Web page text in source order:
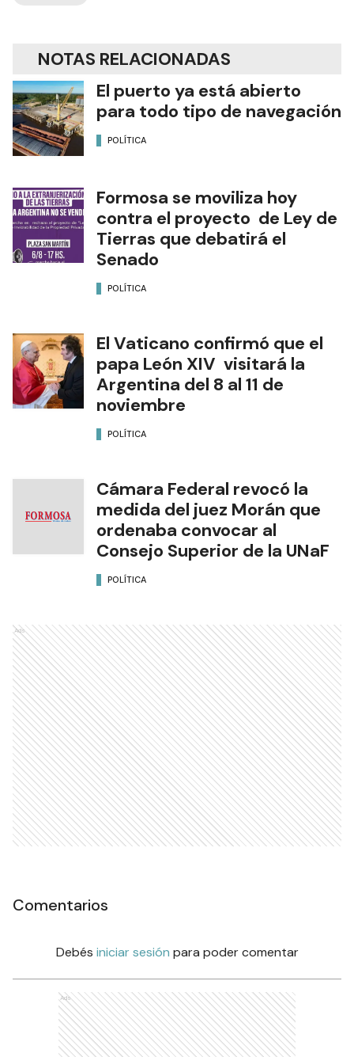
NOTAS RELACIONADAS
El puerto ya está abierto
para todo tipo de navegación
POLÍTICA
Formosa se moviliza hoy
contra el proyecto de Ley de
Tierras que debatirá el
Senado
POLÍTICA
El Vaticano confirmó que el
papa León XIV visitará la
Argentina del 8 al 11 de
noviembre
POLÍTICA
Cámara Federal revocó la
medida del juez Morán que
ordenaba convocar al
Consejo Superior de la UNaF
POLÍTICA
Ads
Comentarios
Debés iniciar sesión para poder comentar
Ads